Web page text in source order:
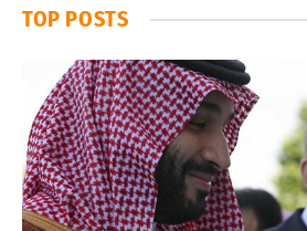
TOP POSTS